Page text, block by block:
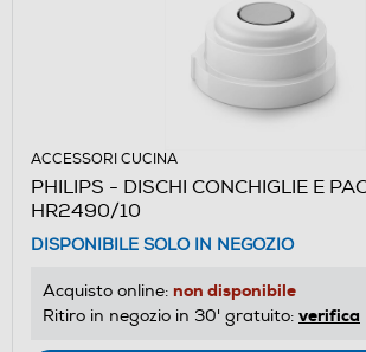
ACCESSORI CUCINA
PHILIPS - DISCHI CONCHIGLIE E
HR2490/10
DISPONIBILE SOLO IN NEGOZIO
Acquisto online: non disponibile
Ritiro in negozio in 30' gratuito: verifica